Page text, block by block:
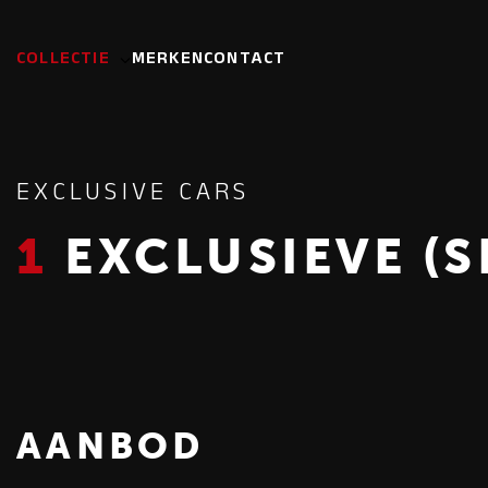
COLLECTIE MERKENCONTACT
EXCLUSIVE CARS
1 EXCLUSIEVE
AANBOD